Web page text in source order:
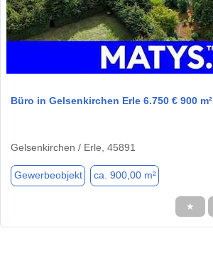
Büro in Gelsenkirchen Erle 6.750 € 900 m²
Gelsenkirchen / Erle, 45891
Gewerbeobjekt ca. 900,00 m²
★